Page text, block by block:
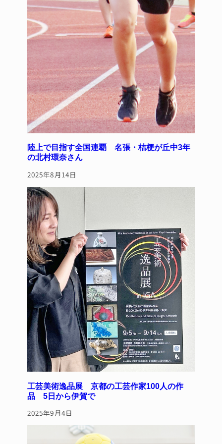
陸上で目指す全国連覇 名張・桔梗が丘中3年
の北村環奈さん
2025年8月14日
工芸美術逸品展 京都の工芸作家100人の作
品 5日から伊賀で
2025年9月4日